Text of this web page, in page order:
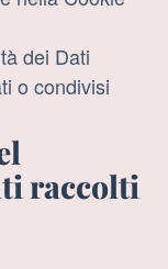
dei Dati
o condivisi
raccolti